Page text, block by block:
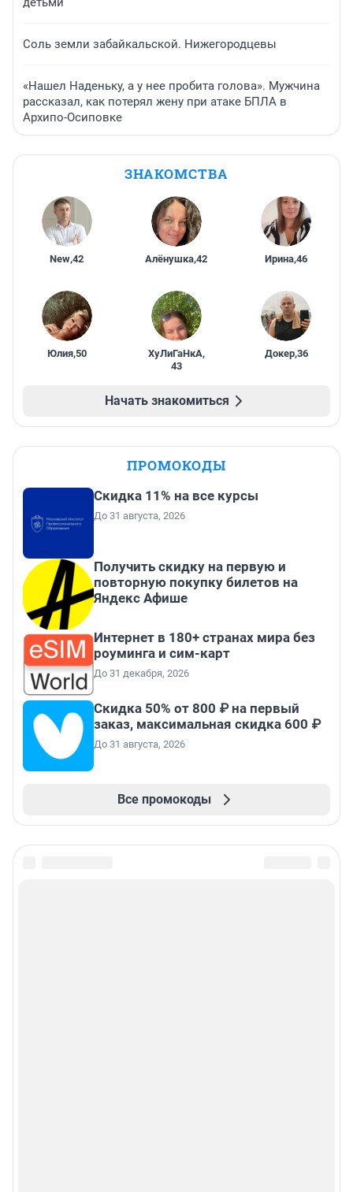
Соль земли забайкальской. Нижегородцевы
«Нашел Наденьку, а у нее пробита голова». Мужчина
рассказал, как потерял жену при атаке БПЛА в
Архипо-Осиповке
ЗНАКОМСТВА
New,42 Алёнушка,42 Ирина,46
Юлия,50 ХуЛиГаНкА,
43
Докер,36
Начать знакомиться
ПРОМОКОДЫ
Скидка 11% на все курсы
До 31 августа, 2026
Получить скидку на первую и
повторную покупку билетов на
Яндекс Афише
Интернет в 180+ странах мира без
роуминга и сим-карт
До 31 декабря, 2026
Скидка 50% от 800 ₽ на первый
заказ, максимальная скидка 600 ₽
До 31 августа, 2026
Все промокоды